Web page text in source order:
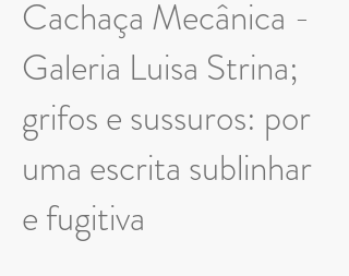
Cachaça Mecânica -
Galeria Luisa Strina;
grifos e sussuros: por
uma escrita sublinhar
e fugitiva